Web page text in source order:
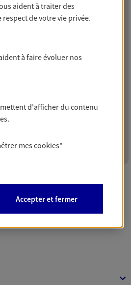
aident à traiter des
de votre vie privée.
à faire évoluer nos
d'afficher du contenu
mescookies"
Accepter et fermer